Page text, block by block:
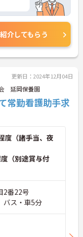
致しま
紹介してもらう
更新日：2024年12月04日
延岡保養園
常勤看護助手求
度（諸手当、夜
（別途賞与付
2番22号
バス・車5分